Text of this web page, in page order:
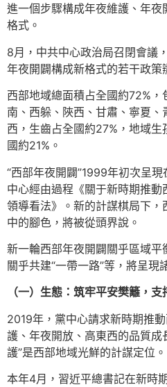
進一個步驟構成年夜維護、年
格式。
8月，中共中心政治局召閉會議
年夜開闢構成新格式的若干政策
西部地域總面積占全國約72%
南、西躲、陜西、甘肅、寧夏
西，生齒占全國約27%，地域
國約21%。
“西部年夜開闢”1999年初次呈
中心經由過程《關于新時期推
領導看法》。新的計謀棋局下
中的腳色，將被從頭界說。
新一輪西部年夜開闢關乎區域平
關乎共建“一帶一路”等，將呈現
（一）生態：筑牢平安樊籬，
2019年，黨中心請求新時期推
護、年夜開放、高東西的品質成
護”是西部地域光鮮的計謀定位。
本年4月，習近平總書記在新時